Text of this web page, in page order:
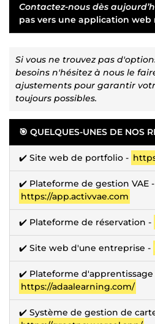
Contactez-nous dès
pas vers une application web
Si vous ne trouvez pas
besoins n'hésitez à nous le
ajustements pour garantir
toujours possibles.
🎯 QUELQUES-UNES DE NOS
✔️ Site web de portfolio -
✔️ Plateforme de gestion VAE -
https://app.activvae.com
✔️ Plateforme de réservation -
✔️ Site web d'une entreprise -
✔️ Plateforme
https://adaalearning.com/
✔️ Système de gestion de